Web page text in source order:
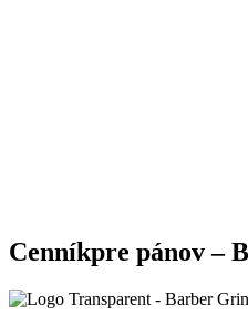
Cenníkpre pánov –